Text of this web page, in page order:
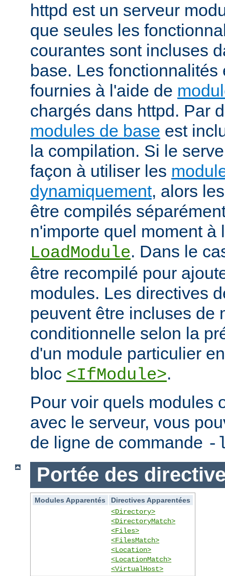
httpd est un serveur
que seules les
courantes sont incluses
base. Les fonctionnalités
fournies à l'aide de
chargés dans httpd. Par
modules de base est
la compilation. Si le
façon à utiliser les
dynamiquement, alors
être compilés
n'importe quel moment à
LoadModule. Dans le
être recompilé pour
modules. Les directives
peuvent être incluses de
conditionnelle selon la
d'un module particulier
bloc <IfModule>.
Pour voir quels modules
avec le serveur, vous
de ligne de commande -
Portée des
Modules Apparentés
Directives Apparentées
<Directory>
<DirectoryMatch>
<Files>
<FilesMatch>
<Location>
<LocationMatch>
<VirtualHost>